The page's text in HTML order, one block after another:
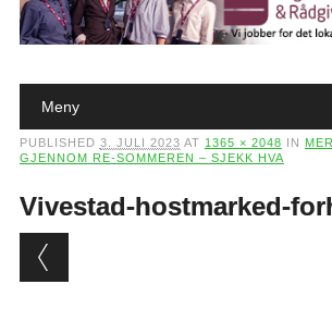
Main menu
Meny
PUBLISHED 3. JULI 2023 AT 1365 × 2048 IN
GJENNOM RE-SOMMEREN – SJEKK HVA
Vivestad-hostmarked-